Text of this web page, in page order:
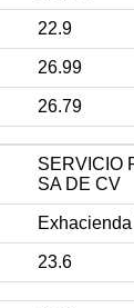
22.9
26.99
26.79
SERVICIO
SA DE CV
23.6